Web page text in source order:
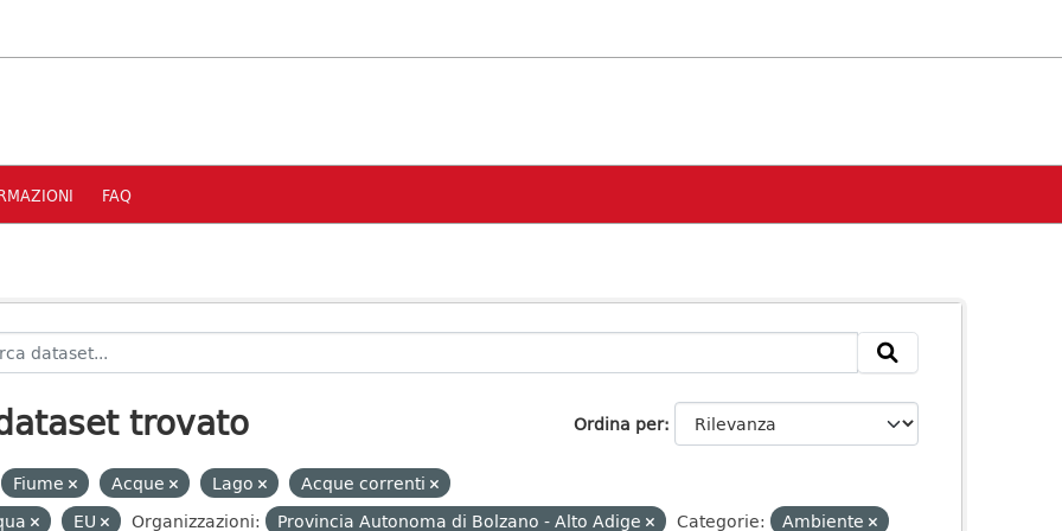
FAQ
Ordina per
trovato
Fiume Acque Lago
Acque correnti
EU Organizzazioni: Provincia Autonoma di Bolzano - Alto Adige Categorie:
Ambiente